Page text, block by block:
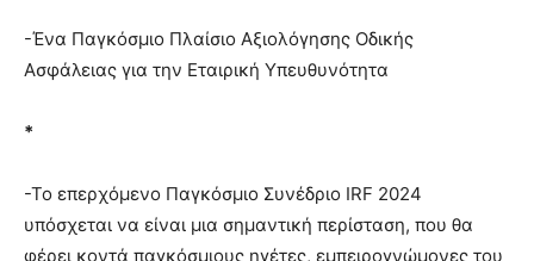
-Ένα Παγκόσμιο Πλαίσιο Αξιολόγησης Οδικής
Ασφάλειας για την Εταιρική Υπευθυνότητα
*
-Το επερχόμενο Παγκόσμιο Συνέδριο IRF 2024
υπόσχεται να είναι μια σημαντική περίσταση, που θα
φέρει κοντά παγκόσμιους ηγέτες, εμπειρογνώμονες του